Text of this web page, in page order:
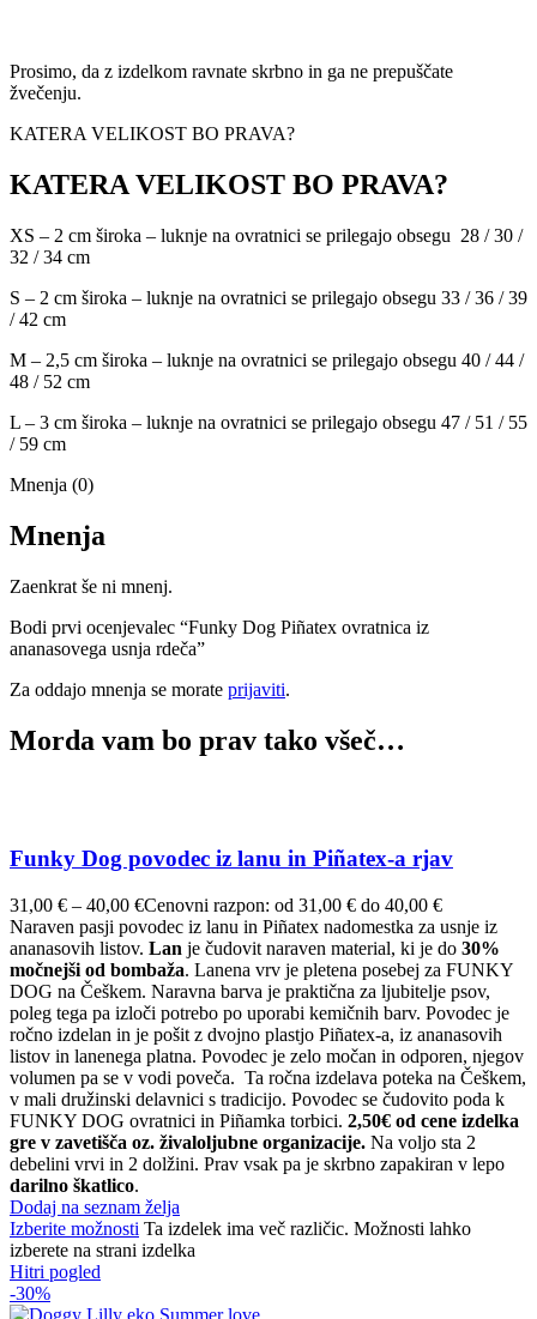
Prosimo, da z izdelkom ravnate skrbno in ga ne prepuščate
žvečenju.
KATERA VELIKOST BO PRAVA?
KATERA VELIKOST BO PRAVA?
XS – 2 cm široka – luknje na ovratnici se prilegajo obsegu 28 / 30 /
32 / 34 cm
S – 2 cm široka – luknje na ovratnici se prilegajo obsegu 33 / 36 / 39
/ 42 cm
M – 2,5 cm široka – luknje na ovratnici se prilegajo obsegu 40 / 44 /
48 / 52 cm
L – 3 cm široka – luknje na ovratnici se prilegajo obsegu 47 / 51 / 55
/ 59 cm
Mnenja (0)
Mnenja
Zaenkrat še ni mnenj.
Bodi prvi ocenjevalec “Funky Dog Piñatex ovratnica iz
ananasovega usnja rdeča”
Za oddajo mnenja se morate prijaviti.
Morda vam bo prav tako všeč…
Funky Dog povodec iz lanu in Piñatex-a rjav
31,00 € – 40,00 €Cenovni razpon: od 31,00 € do 40,00 €
Naraven pasji povodec iz lanu in Piñatex nadomestka za usnje iz
ananasovih listov. Lan je čudovit naraven material, ki je do 30%
močnejši od bombaža. Lanena vrv je pletena posebej za FUNKY
DOG na Češkem. Naravna barva je praktična za ljubitelje psov,
poleg tega pa izloči potrebo po uporabi kemičnih barv. Povodec je
ročno izdelan in je pošit z dvojno plastjo Piñatex-a, iz ananasovih
listov in lanenega platna. Povodec je zelo močan in odporen, njegov
volumen pa se v vodi poveča. Ta ročna izdelava poteka na Češkem,
v mali družinski delavnici s tradicijo. Povodec se čudovito poda k
FUNKY DOG ovratnici in Piñamka torbici. 2,50€ od cene izdelka
gre v zavetišča oz. živaloljubne organizacije. Na voljo sta 2
debelini vrvi in 2 dolžini. Prav vsak pa je skrbno zapakiran v lepo
darilno škatlico.
Dodaj na seznam želja
Izberite možnosti Ta izdelek ima več različic. Možnosti lahko
izberete na strani izdelka
Hitri pogled
-30%